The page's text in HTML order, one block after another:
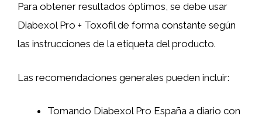
Para obtener resultados óptimos, se debe usar
Diabexol Pro + Toxofil de forma constante según
las instrucciones de la etiqueta del producto.
Las recomendaciones generales pueden incluir:
Tomando Diabexol Pro España a diario con